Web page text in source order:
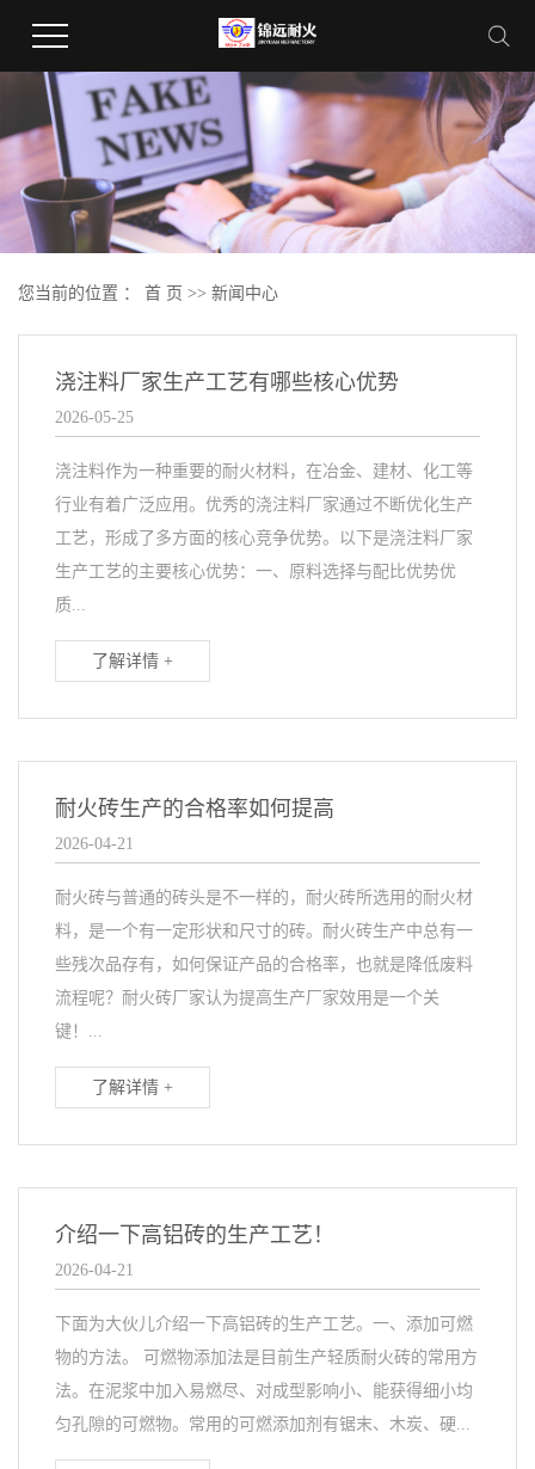
您当前的位置 ： 首 页 >> 新闻中心
浇注料厂家生产工艺有哪些核心优势
2026-05-25
浇注料作为一种重要的耐火材料，在冶金、建材、化工等
行业有着广泛应用。优秀的浇注料厂家通过不断优化生产
工艺，形成了多方面的核心竞争优势。以下是浇注料厂家
生产工艺的主要核心优势：一、原料选择与配比优势优
质...
了解详情 +
耐火砖生产的合格率如何提高
2026-04-21
耐火砖与普通的砖头是不一样的，耐火砖所选用的耐火材
料，是一个有一定形状和尺寸的砖。耐火砖生产中总有一
些残次品存有，如何保证产品的合格率，也就是降低废料
流程呢？耐火砖厂家认为提高生产厂家效用是一个关
键！...
了解详情 +
介绍一下高铝砖的生产工艺！
2026-04-21
下面为大伙儿介绍一下高铝砖的生产工艺。一、添加可燃
物的方法。 可燃物添加法是目前生产轻质耐火砖的常用方
法。在泥浆中加入易燃尽、对成型影响小、能获得细小均
匀孔隙的可燃物。常用的可燃添加剂有锯末、木炭、硬...